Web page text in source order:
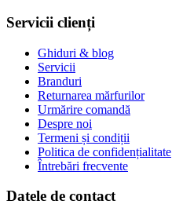
Servicii clienți
Ghiduri & blog
Servicii
Branduri
Returnarea mărfurilor
Urmărire comandă
Despre noi
Termeni și condiții
Politica de confidențialitate
Întrebări frecvente
Datele de contact